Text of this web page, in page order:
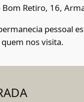
Bom Retiro, 16,
pessoal
nos visita.